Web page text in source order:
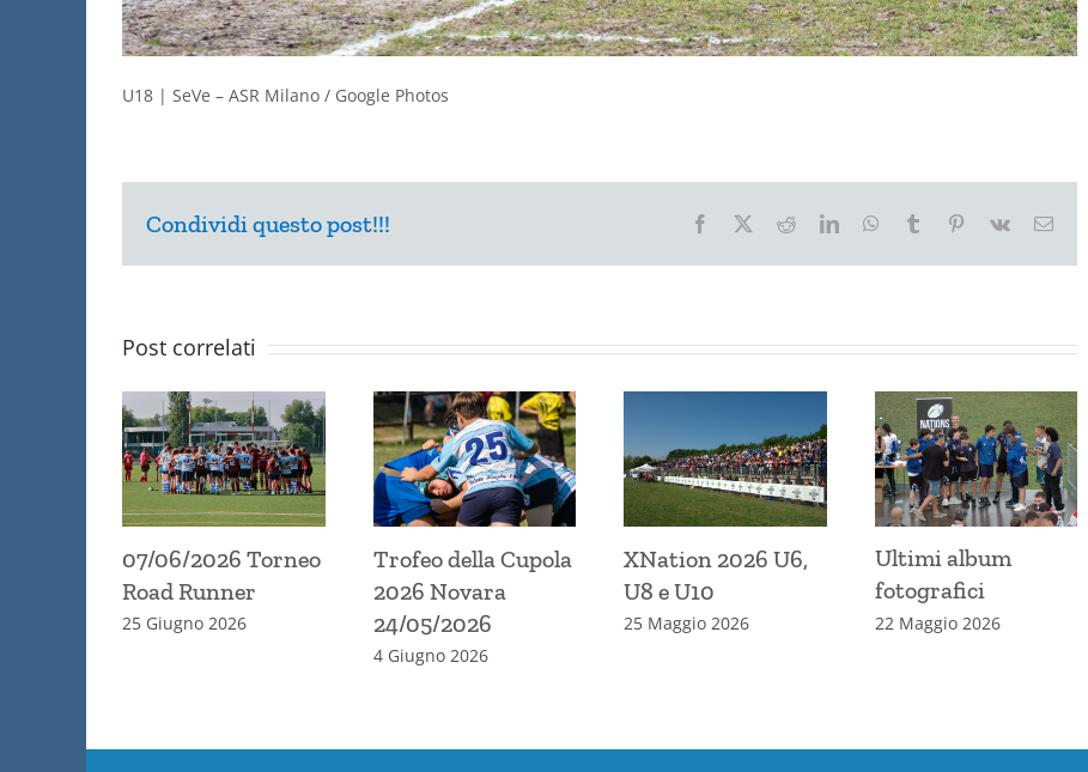
U18 | SeVe – ASR Milano / Google Photos
Condividi questo post!!! Facebook RedditLinkedInWhatsApp
Tumblr Pinterest
Vk Email
Post correlati
07/06/2026 Torneo
Road Runner
25 Giugno 2026
Trofeo della Cupola
2026 Novara
24/05/2026
4 Giugno 2026
XNation 2026 U6,
U8 e U10
25 Maggio 2026
Ultimi album
fotografici
22 Maggio 2026